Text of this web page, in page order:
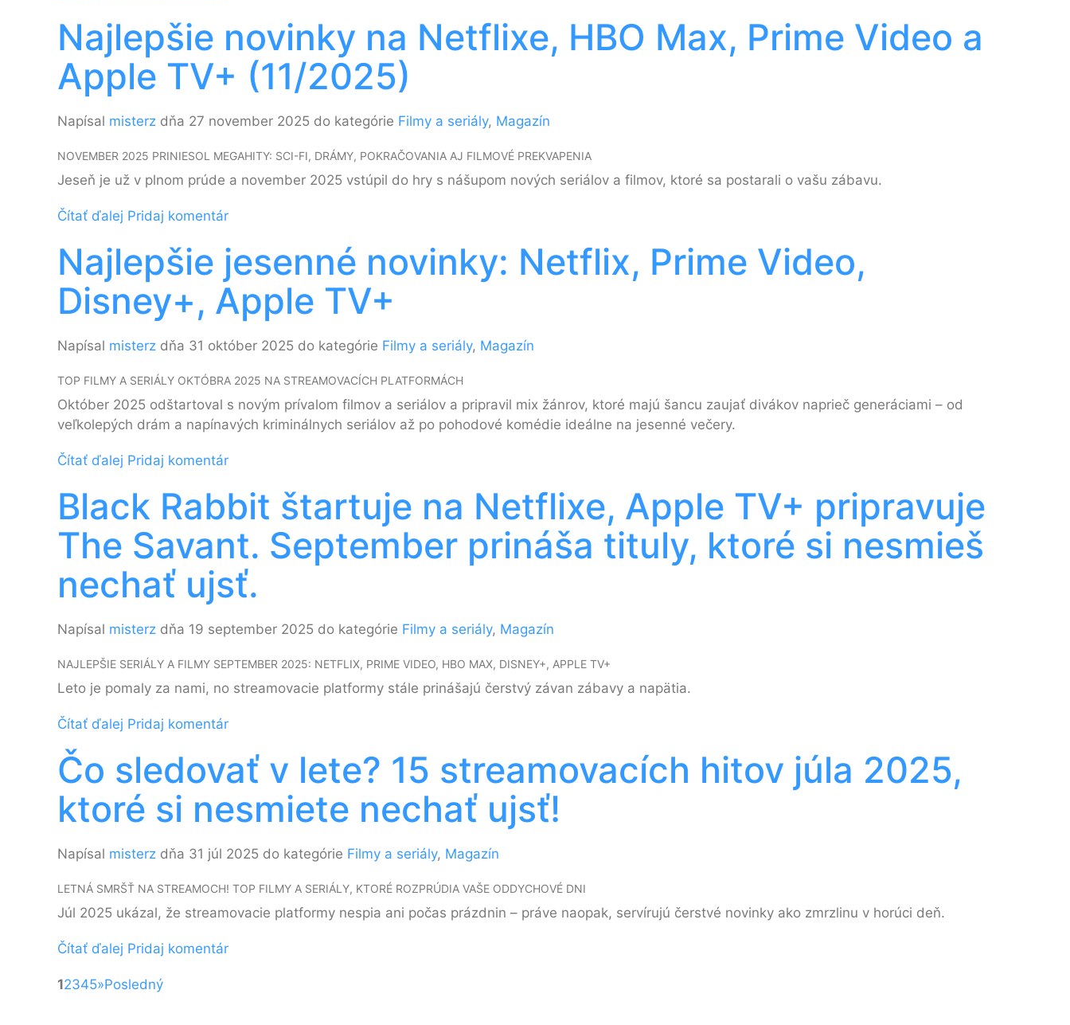
Najlepšie novinky na Netflixe, HBO Max, Prime Video a
Apple TV+ (11/2025)
Napísal misterz dňa 27 november 2025 do kategórie Filmy a seriály, Magazín
NOVEMBER 2025 PRINIESOL MEGAHITY: SCI-FI, DRÁMY, POKRAČOVANIA AJ FILMOVÉ PREKVAPENIA
Jeseň je už v plnom prúde a november 2025 vstúpil do hry s nášupom nových seriálov a filmov, ktoré sa postarali o vašu zábavu.
Čítať ďalej Pridaj komentár
Najlepšie jesenné novinky: Netflix, Prime Video,
Disney+, Apple TV+
Napísal misterz dňa 31 október 2025 do kategórie Filmy a seriály, Magazín
TOP FILMY A SERIÁLY OKTÓBRA 2025 NA STREAMOVACÍCH PLATFORMÁCH
Október 2025 odštartoval s novým prívalom filmov a seriálov a pripravil mix žánrov, ktoré majú šancu zaujať divákov naprieč generáciami – od
veľkolepých drám a napínavých kriminálnych seriálov až po pohodové komédie ideálne na jesenné večery.
Čítať ďalej Pridaj komentár
Black Rabbit štartuje na Netflixe, Apple TV+ pripravuje
The Savant. September prináša tituly, ktoré si nesmieš
nechať ujsť.
Napísal misterz dňa 19 september 2025 do kategórie Filmy a seriály, Magazín
NAJLEPŠIE SERIÁLY A FILMY SEPTEMBER 2025: NETFLIX, PRIME VIDEO, HBO MAX, DISNEY+, APPLE TV+
Leto je pomaly za nami, no streamovacie platformy stále prinášajú čerstvý závan zábavy a napätia.
Čítať ďalej Pridaj komentár
Čo sledovať v lete? 15 streamovacích hitov júla 2025,
ktoré si nesmiete nechať ujsť!
Napísal misterz dňa 31 júl 2025 do kategórie Filmy a seriály, Magazín
LETNÁ SMRŠŤ NA STREAMOCH! TOP FILMY A SERIÁLY, KTORÉ ROZPRÚDIA VAŠE ODDYCHOVÉ DNI
Júl 2025 ukázal, že streamovacie platformy nespia ani počas prázdnin – práve naopak, servírujú čerstvé novinky ako zmrzlinu v horúci deň.
Čítať ďalej Pridaj komentár
12345»Posledný